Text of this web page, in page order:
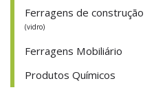
Ferragens de construção
(vidro)
Ferragens Mobiliário
Produtos Químicos